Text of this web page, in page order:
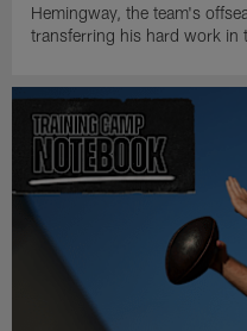
Hemingway, the team's
transferring his hard work in